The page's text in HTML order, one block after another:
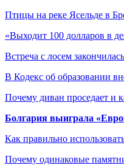
Птицы на реке Ясельде в
«Выходит 100 долларов в
Встреча с лосем
В Кодекс об образовании
Почему диван проседает и
Болгария выиграла
Как правильно
Почему одинаковые